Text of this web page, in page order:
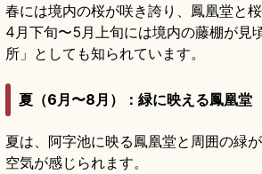
春には境内の桜が咲き誇り、鳳凰堂と桜
4月下旬〜5月上旬には境内の藤棚が見
所」としても知られています。
夏（6月〜8月）：緑に映える鳳凰堂
夏は、阿字池に映る鳳凰堂と周囲の緑
空気が感じられます。